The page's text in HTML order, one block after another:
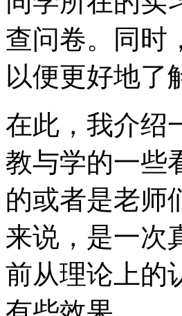
查问卷。同时
以便更好地了
在此，我介绍
教与学的一些
的或者是老师
来说，是一次
前从理论上的